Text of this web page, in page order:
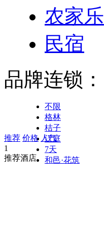
农家乐
民宿
品牌连锁：
不限
格林
桔子
汉庭
7天
和邑·花筑
推荐 价格 人气
1
推荐酒店